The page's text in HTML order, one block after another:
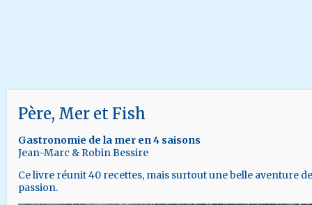
Gastronomie de la mer en 4 saisons
Jean-Marc & Robin Bessire
Ce livre réunit 40 recettes, mais surtout une belle aventure
passion.